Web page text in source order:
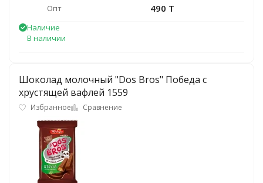
Опт 490 T
Наличие
В наличии
Шоколад молочный "Dos Bros" Победа с
хрустящей вафлей 1559
Избранное Сравнение